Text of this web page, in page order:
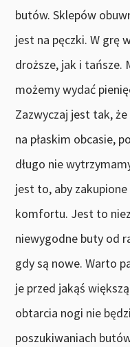
butów. Sklepów
jest na pęczki. W grę
droższe, jak i tańsze.
możemy wydać
Zazwyczaj jest tak,
na płaskim obcasie,
długo nie
jest to, aby
komfortu. Jest to
niewygodne buty od
gdy są nowe. Warto
je przed jakąś
obtarcia nogi nie
poszukiwaniach